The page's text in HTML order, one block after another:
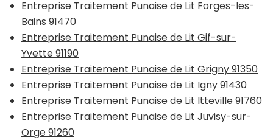
Entreprise Traitement Punaise de Lit Forges-les-
Bains 91470
Entreprise Traitement Punaise de Lit Gif-sur-
Yvette 91190
Entreprise Traitement Punaise de Lit Grigny 91350
Entreprise Traitement Punaise de Lit Igny 91430
Entreprise Traitement Punaise de Lit Itteville 91760
Entreprise Traitement Punaise de Lit Juvisy-sur-
Orge 91260